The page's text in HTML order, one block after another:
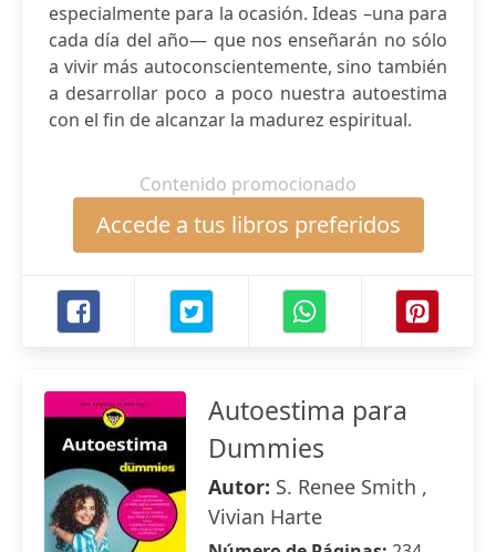
especialmente para la ocasión. Ideas –una para
cada día del año— que nos enseñarán no sólo
a vivir más autoconscientemente, sino también
a desarrollar poco a poco nuestra autoestima
con el fin de alcanzar la madurez espiritual.
Contenido promocionado
Accede a tus libros preferidos
Autoestima para
Dummies
Autor: S. Renee Smith ,
Vivian Harte